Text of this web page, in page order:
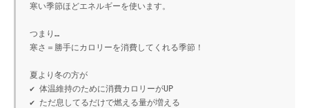
寒い季節ほどエネルギーを使います。
つまり…
寒さ＝勝手にカロリーを消費してくれる季節！
夏より冬の方が
✔ 体温維持のために消費カロリーがUP
✔ ただ息してるだけで燃える量が増える